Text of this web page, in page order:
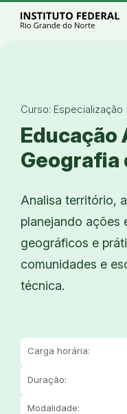
Ir para a página inicial
Ir para a busca
Acessibilidade
Curso: Especialização
Educação
Geografia
Analisa território,
planejando ações
geográficos e
comunidades e
técnica.
Carga horária:
Duração:
Modalidade: